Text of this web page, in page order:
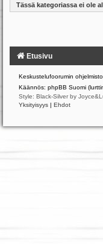
Tässä kategoriassa ei ole
Etusivu
Keskustelufoorumin ohjelmisto
Käännös: phpBB Suomi
Style: Black-Silver by
Yksityisyys | Ehdot